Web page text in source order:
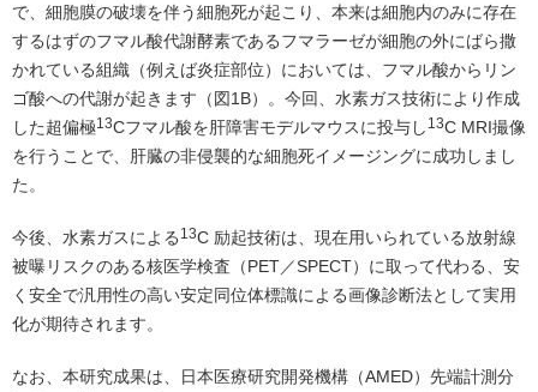
で、細胞膜の破壊を伴う細胞死が起こり、本来は細胞内のみに存在
するはずのフマル酸代謝酵素であるフマラーゼが細胞の外にばら撒
かれている組織（例えば炎症部位）においては、フマル酸からリン
ゴ酸への代謝が起きます（図1B）。今回、水素ガス技術により作成
した超偏極13Cフマル酸を肝障害モデルマウスに投与し 13C MRI撮像
を行うことで、肝臓の非侵襲的な細胞死イメージングに成功しまし
た。
今後、水素ガスによる 13C 励起技術は、現在用いられている放射線
被曝リスクのある核医学検査（PET／SPECT）に取って代わる、安
く安全で汎用性の高い安定同位体標識による画像診断法として実用
化が期待されます。
なお、本研究成果は、日本医療研究開発機構（AMED）先端計測分